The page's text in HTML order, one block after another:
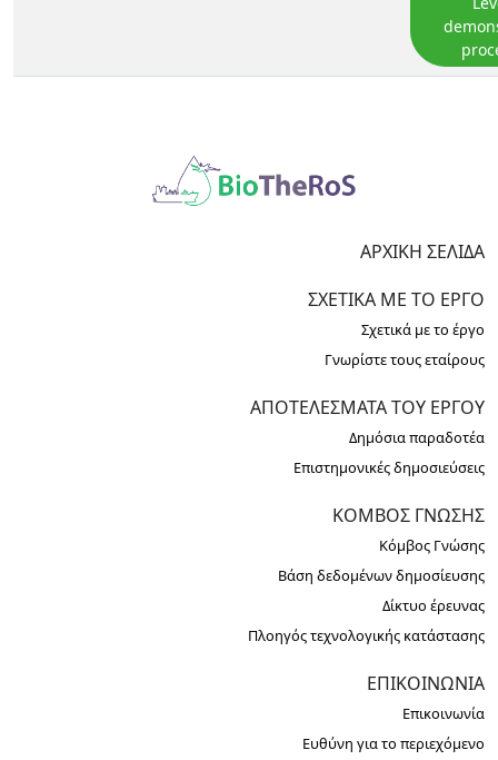
ΑΡΧΙΚΉ ΣΕΛΊΔΑ
ΣΧΕΤΙΚΆ ΜΕ ΤΟ ΈΡΓΟ
Σχετικά με το έργο
Γνωρίστε τους εταίρους
ΑΠΟΤΕΛΈΣΜΑΤΑ ΤΟΥ ΈΡΓΟΥ
Δημόσια παραδοτέα
Επιστημονικές δημοσιεύσεις
ΚΌΜΒΟΣ ΓΝΏΣΗΣ
Κόμβος Γνώσης
Βάση δεδομένων δημοσίευσης
Δίκτυο έρευνας
Πλοηγός τεχνολογικής κατάστασης
ΕΠΙΚΟΙΝΩΝΊΑ
Επικοινωνία
Ευθύνη για το περιεχόμενο